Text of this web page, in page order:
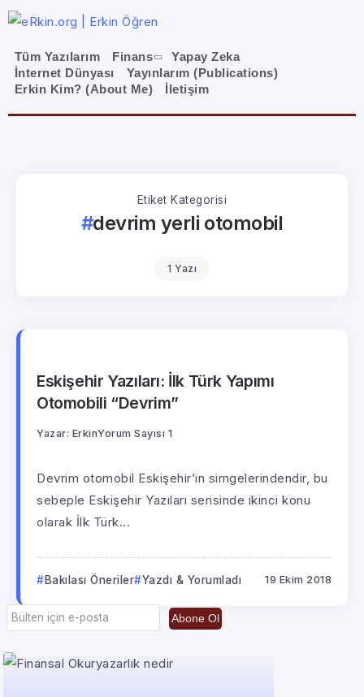
Tüm Yazılarım Finans
Yapay Zeka
İnternet Dünyası
Yayınlarım (Publications)
Erkin Kim? (About Me)
İletişim
Etiket Kategorisi
devrim yerli otomobil
1 Yazı
Eskişehir Yazıları: İlk Türk Yapımı
Otomobili “Devrim”
Yazar: ErkinYorum Sayısı 1
Devrim otomobil Eskişehir’in simgelerindendir, bu
sebeple Eskişehir Yazıları serisinde ikinci konu
olarak İlk Türk...
Bakılası Öneriler Yazdı & Yorumladı 19 Ekim 2018
Abone Ol